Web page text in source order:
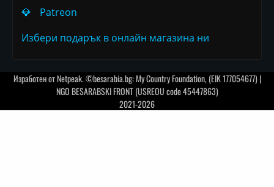
💎
Patreon
Избери подарък в онлайн магазина ни
Изработен отNetpeak. ©besarabia.bg: My Country Foundation, (EIK 177054677) |
NGO BESARABSKI FRONT (USREOU code 45447863)
2021-2026